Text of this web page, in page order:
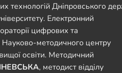
технологій Дніпровського
Електронний
цифрових та
Науково-методичного центру
освіти. Методичний
, методист відділу